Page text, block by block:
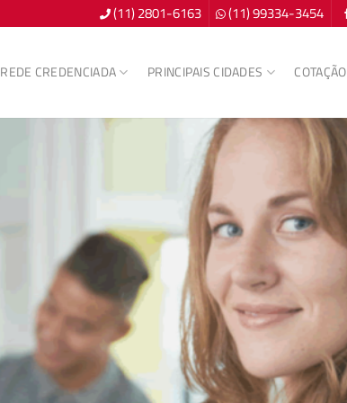
(11) 2801-6163 (11) 99334-3454
REDE CREDENCIADA PRINCIPAIS CIDADES COTAÇÃO